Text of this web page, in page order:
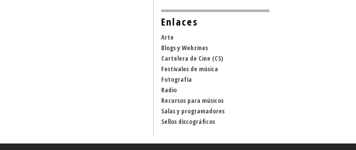
Enlaces
Arte
Blogs y Webzines
Cartelera de Cine (CS)
Festivales de música
Fotografía
Radio
Recursos para músicos
Salas y programadores
Sellos discográficos